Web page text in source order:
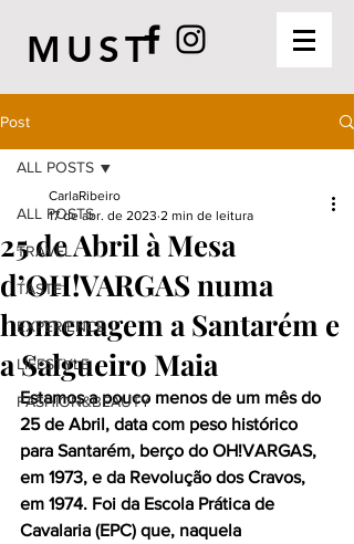
MUST
Post
ALL POSTS
TRAVEL
TASTE
EXPERIENCE
LIFESTYLE
FASHION&BEAUTY
ALL POSTS
25 de Abril à Mesa
d’OH!VARGAS numa
homenagem a Santarém e
a Salgueiro Maia
CarlaRibeiro
17 de abr. de 2023 2 min de leitura
Estamos a pouco menos de um mês do
25 de Abril, data com peso histórico
para Santarém, berço do OH!VARGAS,
em 1973, e da Revolução dos Cravos,
em 1974. Foi da Escola Prática de
Cavalaria (EPC) que, naquela